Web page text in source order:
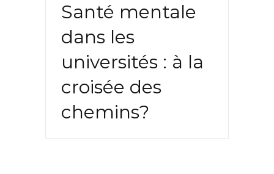
Santé mentale
dans les
universités : à la
croisée des
chemins?